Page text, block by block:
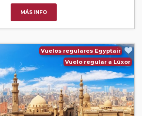
MÁS INFO
Vuelos regulares Egyptair
Vuelo regular a Lúxor